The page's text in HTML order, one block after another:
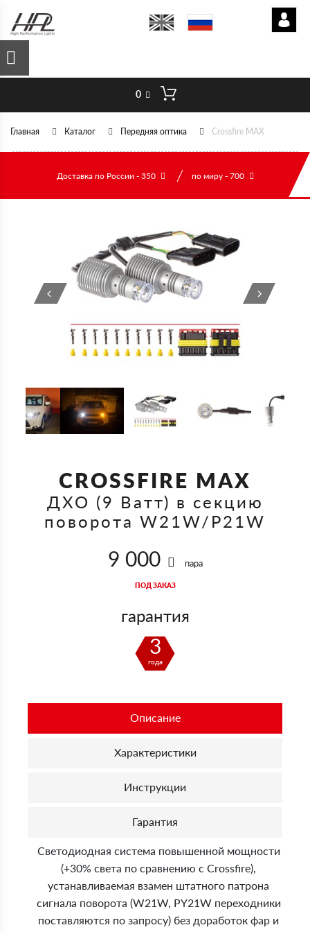
0
Главная Каталог Передняя оптика Crossfire MAX
Доставка по России - 350 по миру - 700
CROSSFIRE MAX
ДХО (9 Ватт) в секцию
поворота W21W/P21W
9 000 пара
ПОД ЗАКАЗ
гарантия
3
года
Описание
Характеристики
Инструкции
Гарантия
Светодиодная система повышенной мощности
(+30% света по сравнению с Crossfire),
устанавливаемая взамен штатного патрона
сигнала поворота (W21W, PY21W переходники
поставляются по запросу) без доработок фар и